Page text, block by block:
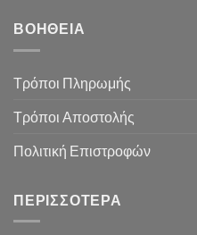
ΒΟΉΘΕΙΑ
Τρόποι Πληρωμής
Τρόποι Αποστολής
Πολιτική Επιστροφών
ΠΕΡΙΣΣΌΤΕΡΑ